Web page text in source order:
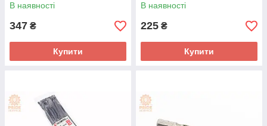
В наявності
347 ₴
Купити
В наявності
225 ₴
Купити